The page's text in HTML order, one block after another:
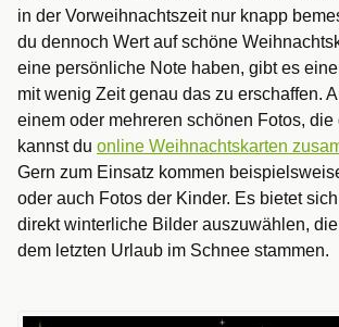
in der Vorweihnachtszeit nur knapp
du dennoch Wert auf schöne
eine persönliche Note haben, gibt es
mit wenig Zeit genau das zu erschaffen.
einem oder mehreren schönen Fotos, die
kannst du online Weihnachtskarten
Gern zum Einsatz kommen
oder auch Fotos der Kinder. Es bietet
direkt winterliche Bilder auszuwählen,
dem letzten Urlaub im Schnee stammen.